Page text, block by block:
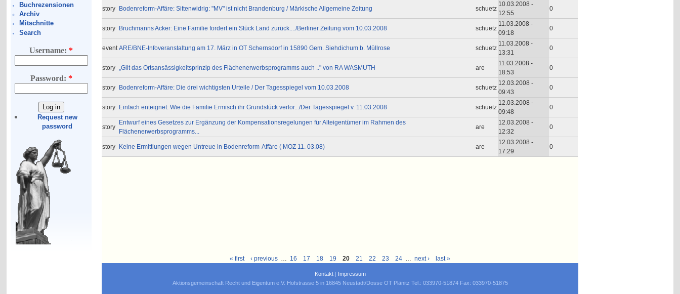
Buchrezensionen
Archiv
Mitschnitte
Search
Username:*
Password: *
Request new
password
story Bodenreform-Affäre: Sittenwidrig: "MV" ist nicht Brandenburg / Märkische Allgemeine Zeitung schuetz
10.03.2008 -
12:55
0
story Bruchmanns Acker: Eine Familie fordert ein Stück Land zurück..../Berliner Zeitung vom 10.03.2008 schuetz
11.03.2008 -
09:18
0
event ARE/BNE-Infoveranstaltung am 17. März in OT Schernsdorf in 15890 Gem. Siehdichum b. Müllrose schuetz
11.03.2008 -
13:31
0
story „Gilt das Ortsansässigkeitsprinzip des Flächenerwerbsprogramms auch .." von RA WASMUTH are
11.03.2008 -
18:53
0
story Bodenreform-Affäre: Die drei wichtigsten Urteile / Der Tagesspiegel vom 10.03.2008 schuetz
12.03.2008 -
09:43
0
story Einfach enteignet: Wie die Familie Ermisch ihr Grundstück verlor.../Der Tagesspiegel v. 11.03.2008 schuetz
12.03.2008 -
09:48
0
story
Entwurf eines Gesetzes zur Ergänzung der Kompensationsregelungen für Alteigentümer im Rahmen des
Flächenerwerbsprogramms...
are
12.03.2008 -
12:32
0
story Keine Ermittlungen wegen Untreue in Bodenreform-Affäre ( MOZ 11. 03.08) are
12.03.2008 -
17:29
0
« first ‹ previous … 16 17 18 19 20 21 22 23 24 … next › last »
Kontakt|
Impressum
Aktionsgemeinschaft Recht und Eigentum e.V. Hofstrasse 5 in 16845 Neustadt/Dosse OT Plänitz Tel.: 033970-51874 Fax: 033970-51875